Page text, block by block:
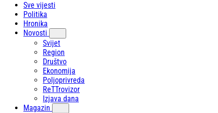
Sve vijesti
Politika
Hronika
Novosti
Svijet
Region
Društvo
Ekonomija
Poljoprivreda
ReTTrovizor
Izjava dana
Magazin